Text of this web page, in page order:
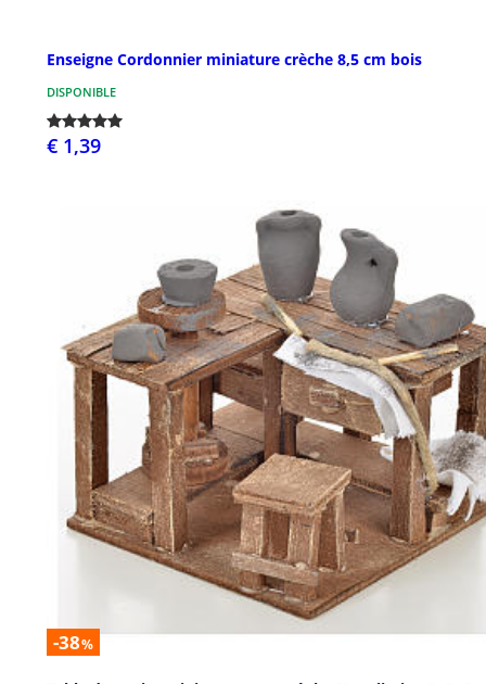
Enseigne Cordonnier miniature crèche 8,5 cm bois
DISPONIBLE
€ 1,39
-38%